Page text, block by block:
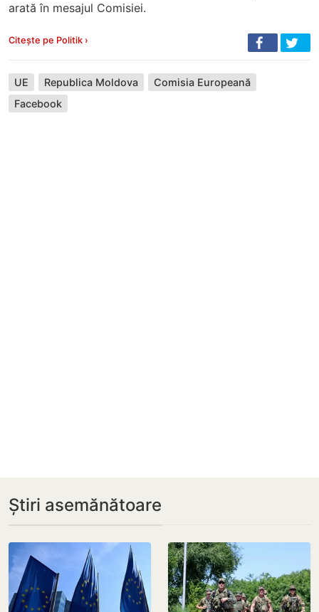
arată în mesajul Comisiei.
Citește pe Politik ›
UE Republica Moldova
Comisia Europeană
Facebook
Știri asemănătoare